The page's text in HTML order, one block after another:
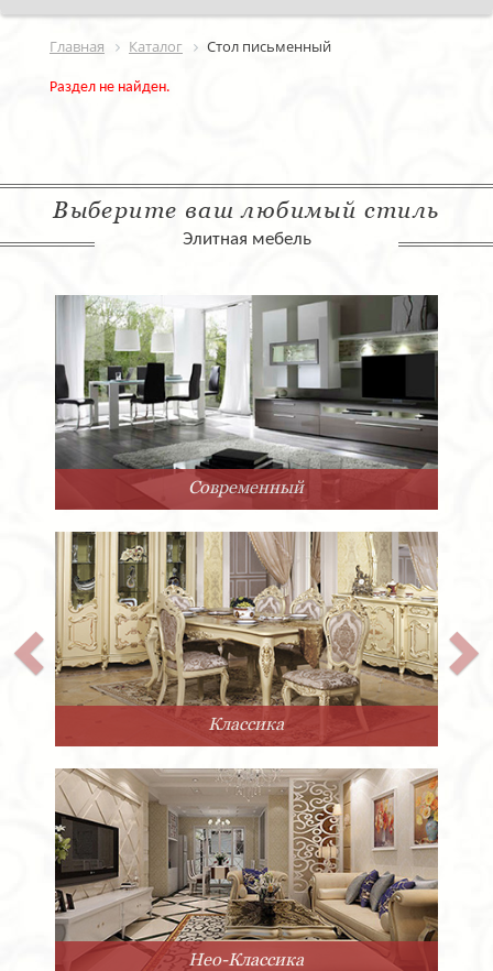
Главная Каталог Стол письменный
Раздел не найден.
Выберите ваш любимый стиль
Элитная мебель
Современный
Классика
Нео-Классика